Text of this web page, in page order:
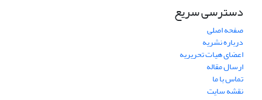
دسترسی سریع
صفحه اصلی
درباره نشریه
اعضای هیات تحریریه
ارسال مقاله
تماس با ما
نقشه سایت